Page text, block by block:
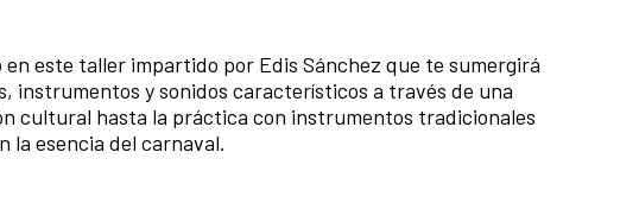
este taller impartido por Edis Sánchez que te sumergirá
instrumentos y sonidos característicos a través de una
cultural hasta la práctica con instrumentos tradicionales
la esencia del carnaval.